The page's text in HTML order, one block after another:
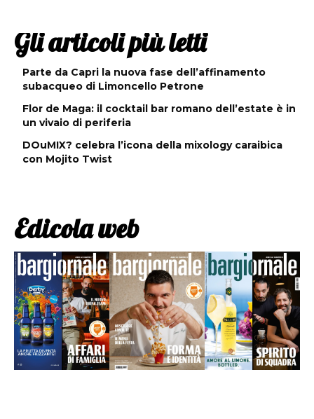
Gli articoli più letti
Parte da Capri la nuova fase dell’affinamento
subacqueo di Limoncello Petrone
Flor de Maga: il cocktail bar romano dell’estate è in
un vivaio di periferia
DOuMIX? celebra l’icona della mixology caraibica
con Mojito Twist
Edicola web